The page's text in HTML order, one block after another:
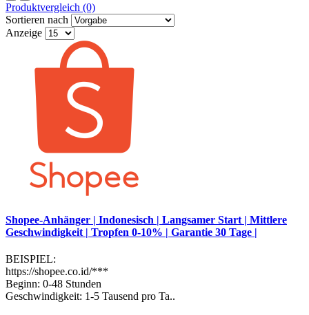
Produktvergleich (0)
Sortieren nach
Anzeige
Shopee-Anhänger | Indonesisch | Langsamer Start | Mittlere
Geschwindigkeit | Tropfen 0-10% | Garantie 30 Tage |
BEISPIEL:
https://shopee.co.id/***
Beginn: 0-48 Stunden
Geschwindigkeit: 1-5 Tausend pro Ta..